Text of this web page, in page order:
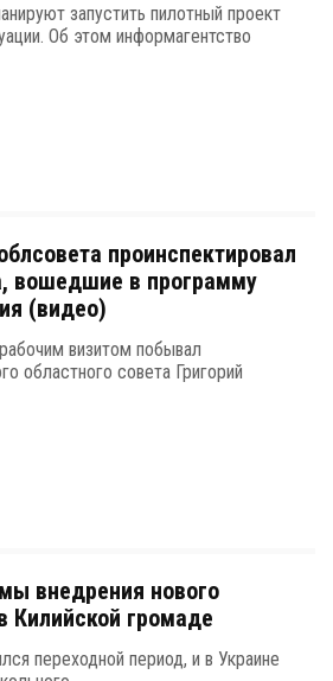
запустить пилотный проект
Об этом информагентство
проинспектировал
вошедшие в программу
(видео)
визитом побывал
областного совета Григорий
внедрения нового
Килийской громаде
переходной период, и в Украине